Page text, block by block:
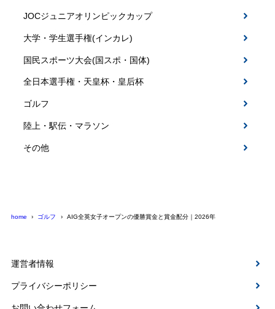
JOCジュニアオリンピックカップ
大学・学生選手権(インカレ)
国民スポーツ大会(国スポ・国体)
全日本選手権・天皇杯・皇后杯
ゴルフ
陸上・駅伝・マラソン
その他
home ゴルフ AIG全英女子オープンの優勝賞金と賞金配分｜2026年
運営者情報
プライバシーポリシー